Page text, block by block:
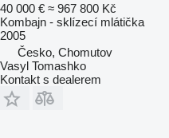
40 000 € ≈ 967 800 Kč
Kombajn - sklízecí mlátička
2005
Česko, Chomutov
Vasyl Tomashko
Kontakt s dealerem